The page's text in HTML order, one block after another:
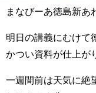
まなびーあ徳島新あ
明日の講義にむけて
かつい資料が仕上が
一週間前は天気に絶